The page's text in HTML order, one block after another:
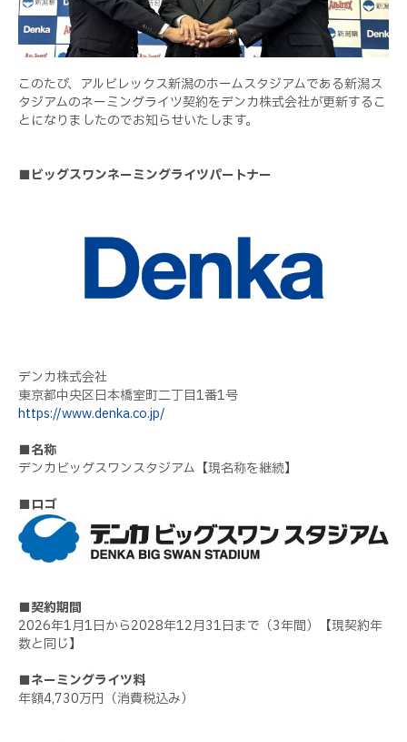
このたび、アルビレックス新潟のホームスタジアムである新潟ス
タジアムのネーミングライツ契約をデンカ株式会社が更新するこ
とになりましたのでお知らせいたします。
■ビッグスワンネーミングライツパートナー
デンカ株式会社
東京都中央区日本橋室町二丁目1番1号
https://www.denka.co.jp/
■名称
デンカビッグスワンスタジアム【現名称を継続】
■ロゴ
■契約期間
2026年1月1日から2028年12月31日まで（3年間）【現契約年
数と同じ】
■ネーミングライツ料
年額4,730万円（消費税込み）